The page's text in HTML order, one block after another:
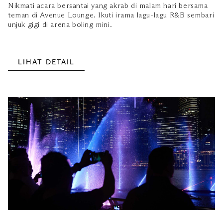
Nikmati acara bersantai yang akrab di malam hari bersama
teman di Avenue Lounge. Ikuti irama lagu-lagu R&B sembari
unjuk gigi di arena boling mini.
LIHAT DETAIL